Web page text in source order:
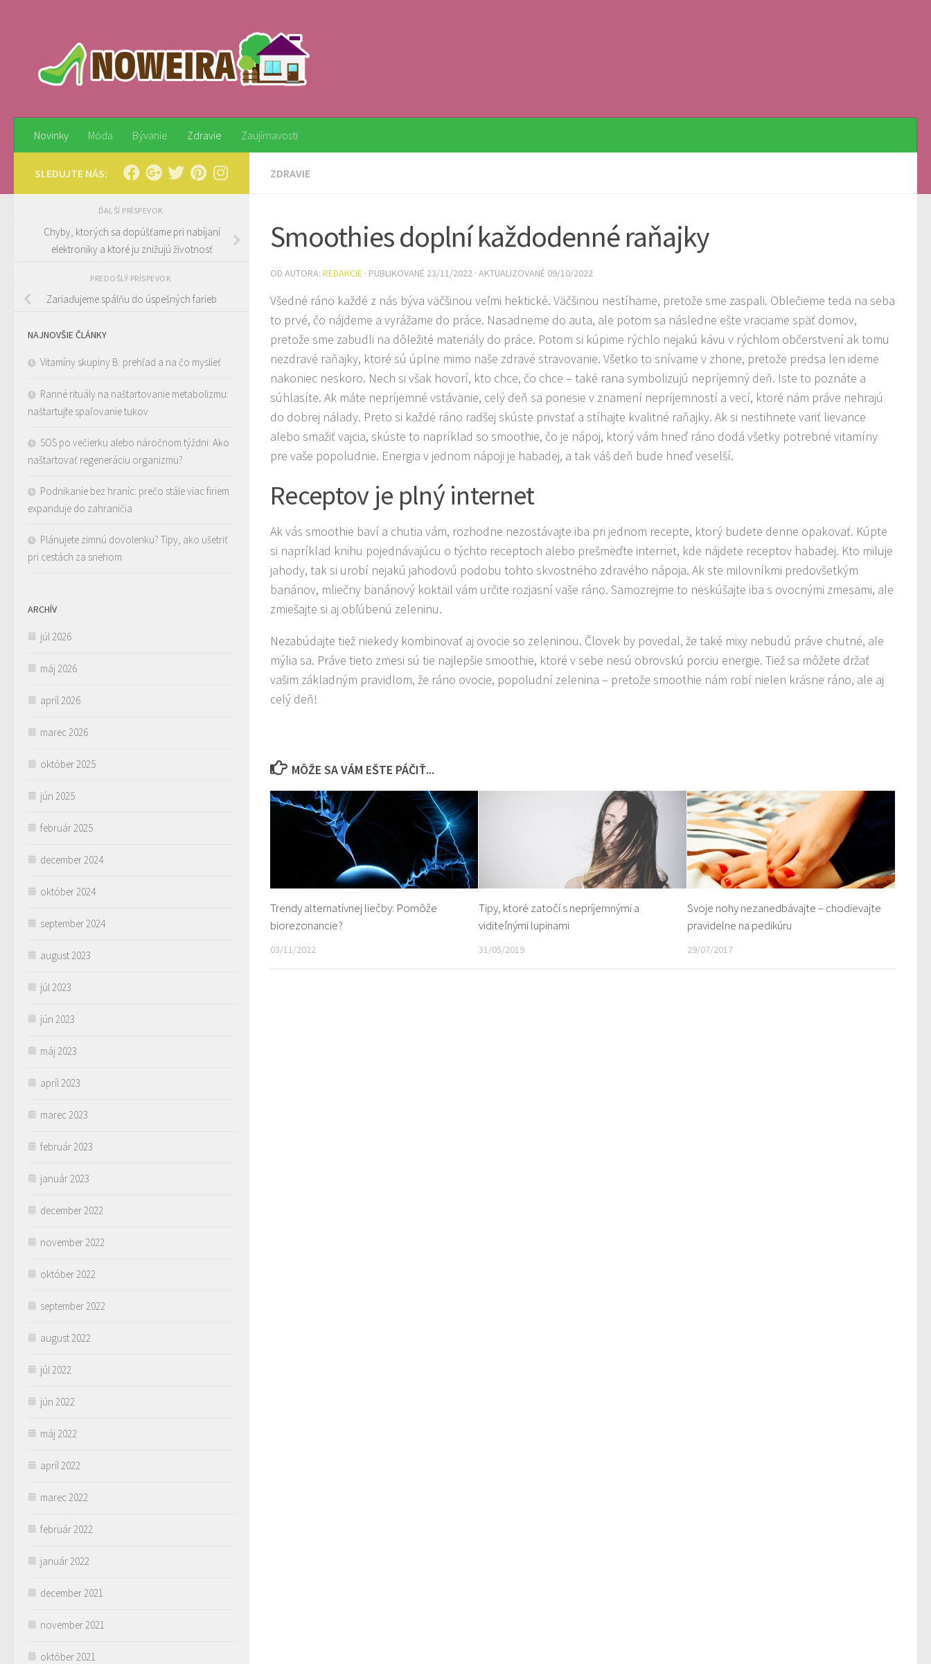
Novinky Móda Bývanie Zdravie Zaujímavosti
ZDRAVIE
Smoothies doplní každodenné raňajky
OD AUTORA: REDAKCIE · PUBLIKOVANÉ 23/11/2022 · AKTUALIZOVANÉ 09/10/2022
Všedné ráno každé z nás býva väčšinou veľmi hektické. Väčšinou nestíhame, pretože sme zaspali. Oblečieme teda na seba
to prvé, čo nájdeme a vyrážame do práce. Nasadneme do auta, ale potom sa následne ešte vraciame späť domov,
pretože sme zabudli na dôležité materiály do práce. Potom si kúpime rýchlo nejakú kávu v rýchlom občerstvení ak tomu
nezdravé raňajky, ktoré sú úplne mimo naše zdravé stravovanie. Všetko to snívame v zhone, pretože predsa len ideme
nakoniec neskoro. Nech si však hovorí, kto chce, čo chce – také rana symbolizujú nepríjemný deň. Iste to poznáte a
súhlasíte. Ak máte nepríjemné vstávanie, celý deň sa ponesie v znamení nepríjemností a vecí, ktoré nám práve nehrajú
do dobrej nálady. Preto si každé ráno radšej skúste privstať a stíhajte kvalitné raňajky. Ak si nestihnete variť lievance
alebo smažiť vajcia, skúste to napríklad so smoothie, čo je nápoj, ktorý vám hneď ráno dodá všetky potrebné vitamíny
pre vaše popoludnie. Energia v jednom nápoji je habadej, a tak váš deň bude hneď veselší.
Receptov je plný internet
Ak vás smoothie baví a chutia vám, rozhodne nezostávajte iba pri jednom recepte, ktorý budete denne opakovať. Kúpte
si napríklad knihu pojednávajúcu o týchto receptoch alebo prešmeďte internet, kde nájdete receptov habadej. Kto miluje
jahody, tak si urobí nejakú jahodovú podobu tohto skvostného zdravého nápoja. Ak ste milovníkmi predovšetkým
banánov, mliečny banánový koktail vám určite rozjasní vaše ráno. Samozrejme to neskúšajte iba s ovocnými zmesami, ale
zmiešajte si aj obľúbenú zeleninu.
Nezabúdajte tiež niekedy kombinovať aj ovocie so zeleninou. Človek by povedal, že také mixy nebudú práve chutné, ale
mýlia sa. Práve tieto zmesi sú tie najlepšie smoothie, ktoré v sebe nesú obrovskú porciu energie. Tiež sa môžete držať
vašim základným pravidlom, že ráno ovocie, popoludní zelenina – pretože smoothie nám robí nielen krásne ráno, ale aj
celý deň!
MÔŽE SA VÁM EŠTE PÁČIŤ...
Trendy alternatívnej liečby: Pomôže
biorezonancie?
03/11/2022
Tipy, ktoré zatočí s nepríjemnými a
viditeľnými lupinami
31/05/2019
Svoje nohy nezanedbávajte – chodievajte
pravidelne na pedikúru
29/07/2017
SLEDUJTE NÁS:
ĎALŠÍ PRÍSPEVOK
Chyby, ktorých sa dopúšťame pri nabíjaní
elektroniky a ktoré ju znižujú životnosť
PREDOŠLÝ PRÍSPEVOK
Zariaďujeme spálňu do úspešných farieb
NAJNOVŠIE ČLÁNKY
Vitamíny skupiny B: prehľad a na čo myslieť
Ranné rituály na naštartovanie metabolizmu:
naštartujte spaľovanie tukov
SOS po večierku alebo náročnom týždni: Ako
naštartovať regeneráciu organizmu?
Podnikanie bez hraníc: prečo stále viac firiem
expanduje do zahraničia
Plánujete zimnú dovolenku? Tipy, ako ušetriť
pri cestách za snehom
ARCHÍV
júl 2026
máj 2026
apríl 2026
marec 2026
október 2025
jún 2025
február 2025
december 2024
október 2024
september 2024
august 2023
júl 2023
jún 2023
máj 2023
apríl 2023
marec 2023
február 2023
január 2023
december 2022
november 2022
október 2022
september 2022
august 2022
júl 2022
jún 2022
máj 2022
apríl 2022
marec 2022
február 2022
január 2022
december 2021
november 2021
október 2021